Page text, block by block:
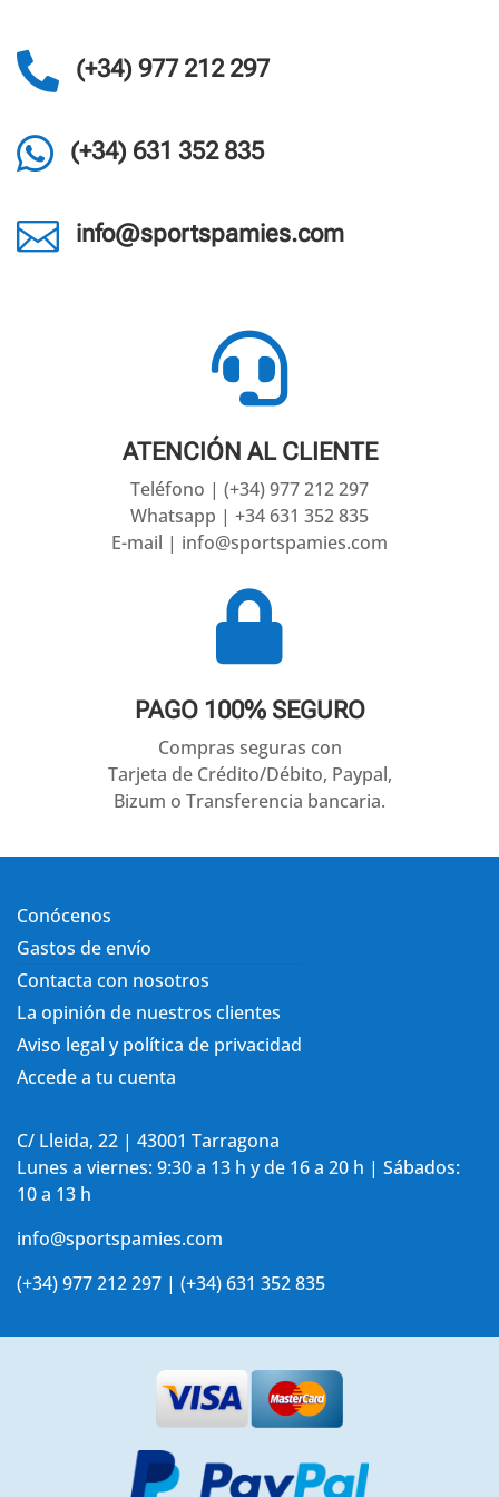
 (+34) 977 212 297
 (+34) 631 352 835
 info@sportspamies.com

ATENCIÓN AL CLIENTE
Teléfono | (+34) 977 212 297
Whatsapp | +34 631 352 835
E-mail | info@sportspamies.com

PAGO 100% SEGURO
Compras seguras con
Tarjeta de Crédito/Débito, Paypal,
Bizum o Transferencia bancaria.
Conócenos
Gastos de envío
Contacta con nosotros
La opinión de nuestros clientes
Aviso legal y política de privacidad
Accede a tu cuenta
C/ Lleida, 22 | 43001 Tarragona
Lunes a viernes: 9:30 a 13 h y de 16 a 20 h | Sábados:
10 a 13 h
info@sportspamies.com
(+34) 977 212 297 | (+34) 631 352 835